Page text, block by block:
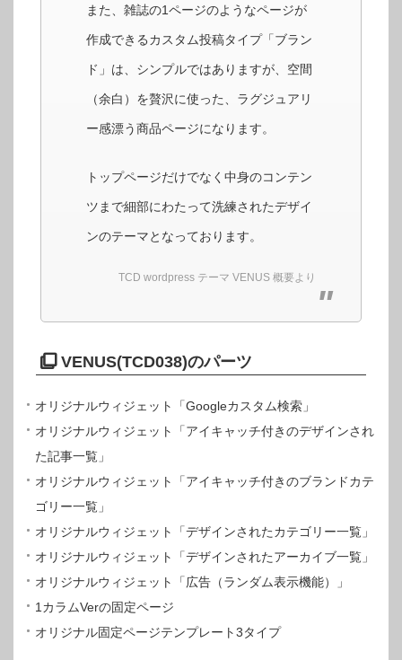
また、雑誌の1ページのようなページが
作成できるカスタム投稿タイプ「ブラン
ド」は、シンプルではありますが、空間
（余白）を贅沢に使った、ラグジュアリ
ー感漂う商品ページになります。
トップページだけでなく中身のコンテン
ツまで細部にわたって洗練されたデザイ
ンのテーマとなっております。
TCD wordpress テーマ VENUS 概要より
VENUS(TCD038)のパーツ
オリジナルウィジェット「Googleカスタム検索」
オリジナルウィジェット「アイキャッチ付きのデザインされ
た記事一覧」
オリジナルウィジェット「アイキャッチ付きのブランドカテ
ゴリー一覧」
オリジナルウィジェット「デザインされたカテゴリー一覧」
オリジナルウィジェット「デザインされたアーカイブ一覧」
オリジナルウィジェット「広告（ランダム表示機能）」
1カラムVerの固定ページ
オリジナル固定ページテンプレート3タイプ